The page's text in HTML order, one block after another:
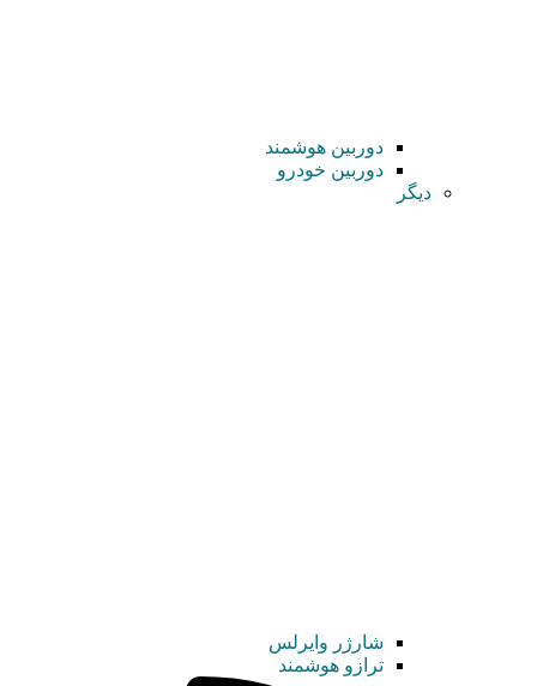
دوربین هوشمند
دوربین خودرو
دیگر
شارژر وایرلس
ترازو هوشمند